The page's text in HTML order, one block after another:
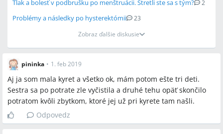
Tlak a bolesť v podbrušku po menštruácii. Stretli ste sa s tým? 2
Problémy a následky po hysterektómii
23
Zobraz ďalšie diskusie
pininka • 1. feb 2019
Aj ja som mala kyret a všetko ok, mám potom ešte tri deti.
Sestra sa po potrate zle vyčistila a druhé tehu opäť skončilo
potratom kvôli zbytkom, ktoré jej už pri kyrete tam našli.
Odpovedz